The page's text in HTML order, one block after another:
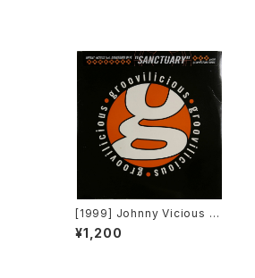
[1999] Johnny Vicious F
eat. Dangerous Dave – S
anctuary [Groovilicious]
¥1,200